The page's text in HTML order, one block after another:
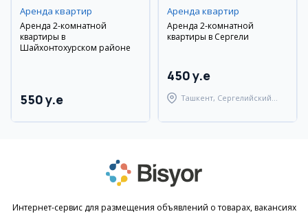
Аренда квартир
Аренда 2-комнатной
квартиры в
Шайхонтохурском районе
550 y.e
Аренда квартир
Аренда 2-комнатной
квартиры в Сергели
450 y.e
Ташкент, Сергелийский
Интернет-сервис для размещения объявлений о товарах, вакансиях